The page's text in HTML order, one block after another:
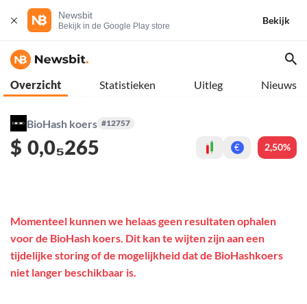
Newsbit
Bekijk in de Google Play store
Bekijk
Overzicht Statistieken Uitleg Nieuws
BioHash koers #12757
$ 0,0₅265 € 2,50%
Momenteel kunnen we helaas geen resultaten ophalen
voor de BioHash koers. Dit kan te wijten zijn aan een
tijdelijke storing of de mogelijkheid dat de BioHashkoers
niet langer beschikbaar is.